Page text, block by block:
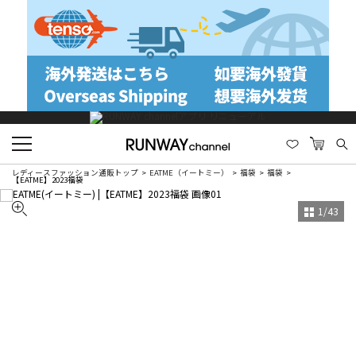
レディースファッション通販トップ EATME（イートミー） 福袋 福袋
【EATME】2023福袋
1 /43